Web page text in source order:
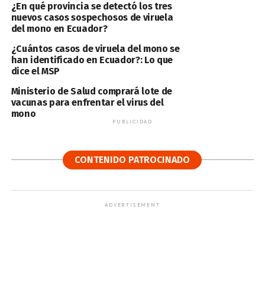
¿En qué provincia se detectó los tres
nuevos casos sospechosos de viruela
del mono en Ecuador?
¿Cuántos casos de viruela del mono se
han identificado en Ecuador?: Lo que
dice el MSP
Ministerio de Salud comprará lote de
vacunas para enfrentar el virus del
mono
PUBLICIDAD
CONTENIDO PATROCINADO
ADVERTISEMENT